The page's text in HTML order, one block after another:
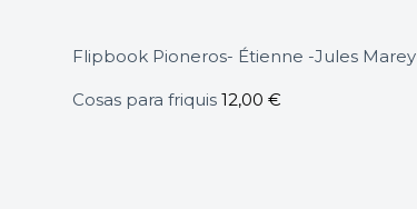
Flipbook Pioneros- Étienne -Jules Marey
Cosas para friquis 12,00 €